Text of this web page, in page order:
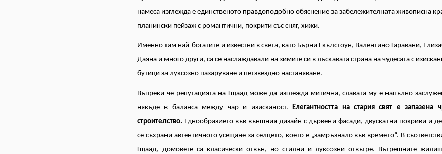
намеса изглежда е единственото правдоподобно обяснение за забележителната живописна
планински пейзаж с романтични, покрити със сняг, хижи.
Именно там най-богатите и известни в света, като Бърни Екълстоун, Валентино Гаравани,
Даяна и много други, са се наслаждавали на зимите си в лъскавата страна на чудесата с
бутици за луксозно пазаруване и петзвездно настаняване.
Въпреки че репутацията на Гщаад може да изглежда митична, славата му е напълно
някъде в баланса между чар и изисканост.
Елегантността на стария свят е запазена
строителство. Еднообразието във външния дизайн с дървени фасади, двускатни покриви и
се съхрани автентичното усещане за селцето, което е „замръзнало във времето“. В
Гщаад, домовете са класически отвън, но стилни и луксозни отвътре. Вътрешните